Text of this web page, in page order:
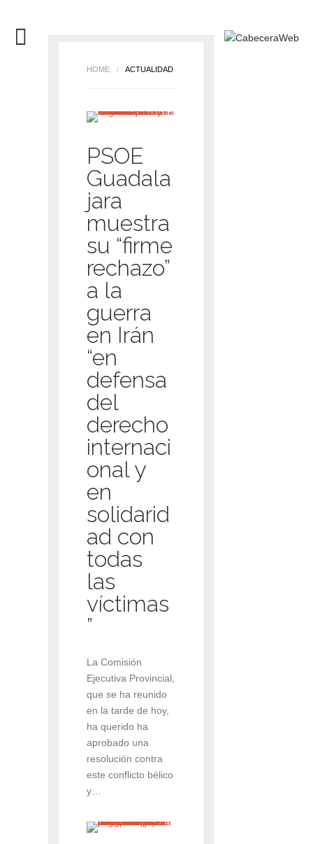
HOME / ACTUALIDAD
PSOE
Guadala
jara
muestra
su “firme
rechazo”
a la
guerra
en Irán
“en
defensa
del
derecho
internaci
onal y
en
solidarid
ad con
todas
las
víctimas
”
La Comisión
Ejecutiva Provincial,
que se ha reunido
en la tarde de hoy,
ha querido ha
aprobado una
resolución contra
este conflicto bélico
y…